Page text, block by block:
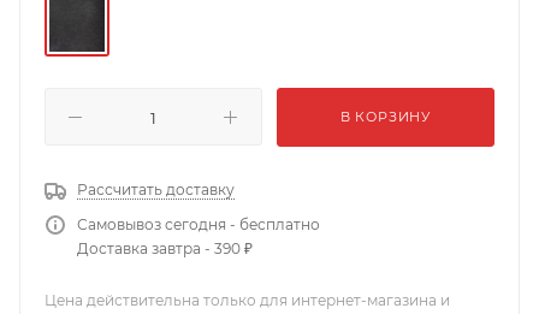
В КОРЗИНУ
Рассчитать доставку
Самовывоз сегодня - бесплатно
Доставка завтра - 390 ₽
Цена действительна только для интернет-магазина и